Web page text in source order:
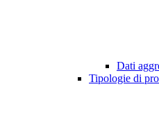
Dati
Tipologie di